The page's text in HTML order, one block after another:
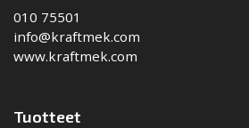
010 75501
info@kraftmek.com
www.kraftmek.com
Tuotteet